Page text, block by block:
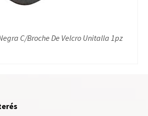
C/Broche De Velcro Unitalla 1pz